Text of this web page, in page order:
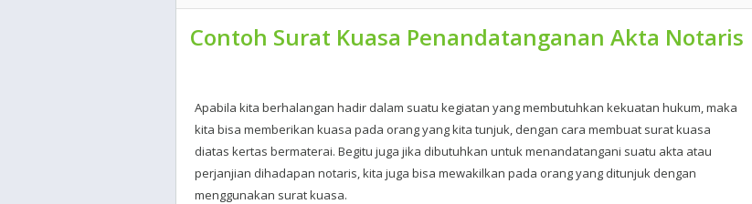
Contoh Surat Kuasa Penandatanganan Akta Notaris
Apabila kita berhalangan hadir dalam suatu kegiatan yang membutuhkan kekuatan hukum, maka
kita bisa memberikan kuasa pada orang yang kita tunjuk, dengan cara membuat surat kuasa
diatas kertas bermaterai. Begitu juga jika dibutuhkan untuk menandatangani suatu akta atau
perjanjian dihadapan notaris, kita juga bisa mewakilkan pada orang yang ditunjuk dengan
menggunakan surat kuasa.